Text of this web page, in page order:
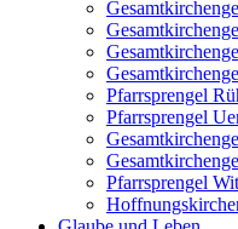
Pfarrsprengel
Pfarrsprengel
Pfarrsprengel